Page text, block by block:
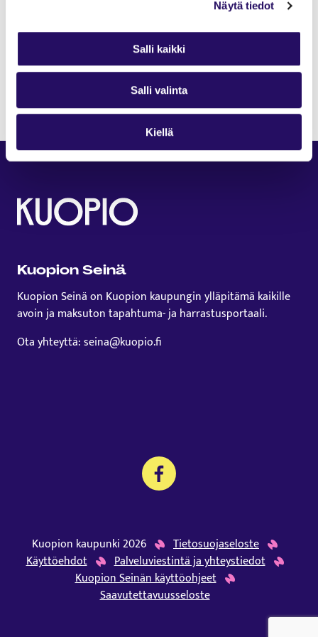
Näytä tiedot
Salli kaikki
Salli valinta
Kiellä
Lainaajan henkilötietoja käsitellään lainauksen
ja sopimusehdoissa määritettyjen vastuiden
toteutumiseksi.
on todennettu ja vuosiraportointi on suoritettu.
Kuopion Seinä
Kuopion Seinä on Kuopion kaupungin ylläpitämä kaikille
avoin ja maksuton tapahtuma- ja harrastusportaali.
Ota yhteyttä: seina@kuopio.fi
Kuopion kaupunki 2026
Tietosuojaseloste
Käyttöehdot
Palveluviestintä ja yhteystiedot
Kuopion Seinän käyttöohjeet
Saavutettavuusseloste